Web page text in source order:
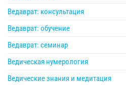
Ведаврат: консультация
Ведаврат: обучение
Ведаврат: семинар
Ведическая нумерология
Ведические знания и медитация